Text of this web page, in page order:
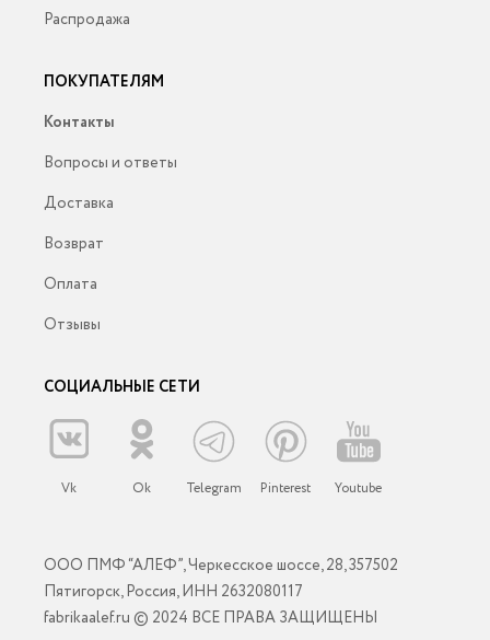
Распродажа
ПОКУПАТЕЛЯМ
Контакты
Вопросы и ответы
Доставка
Возврат
Оплата
Отзывы
СОЦИАЛЬНЫЕ СЕТИ
Vk Ok Telegram Pinterest Youtube
ООО ПМФ “АЛЕФ”, Черкесское шоссе, 28, 357502
Пятигорск, Россия, ИНН 2632080117
fabrikaalef.ru © 2024 ВСЕ ПРАВА ЗАЩИЩЕНЫ